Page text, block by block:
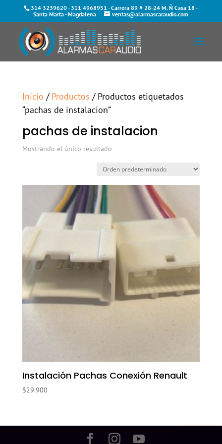
314 3239620- 311 4968951 - Carrera 89 # 28-24 M. Ñ Casa 18 -
Santa Marta - Magdalena
ventas@alarmascaraudio.com
Inicio / Productos / Productos etiquetados
“pachas de instalacion”
pachas de instalacion
Mostrando el único resultado
Instalación Pachas Conexión Renault
$29.900